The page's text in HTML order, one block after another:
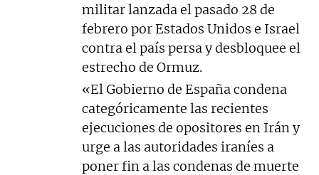
militar lanzada el pasado 28 de
febrero por Estados Unidos e Israel
contra el país persa y desbloquee el
estrecho de Ormuz.
«El Gobierno de España condena
categóricamente las recientes
ejecuciones de opositores en Irán y
urge a las autoridades iraníes a
poner fin a las condenas de muerte